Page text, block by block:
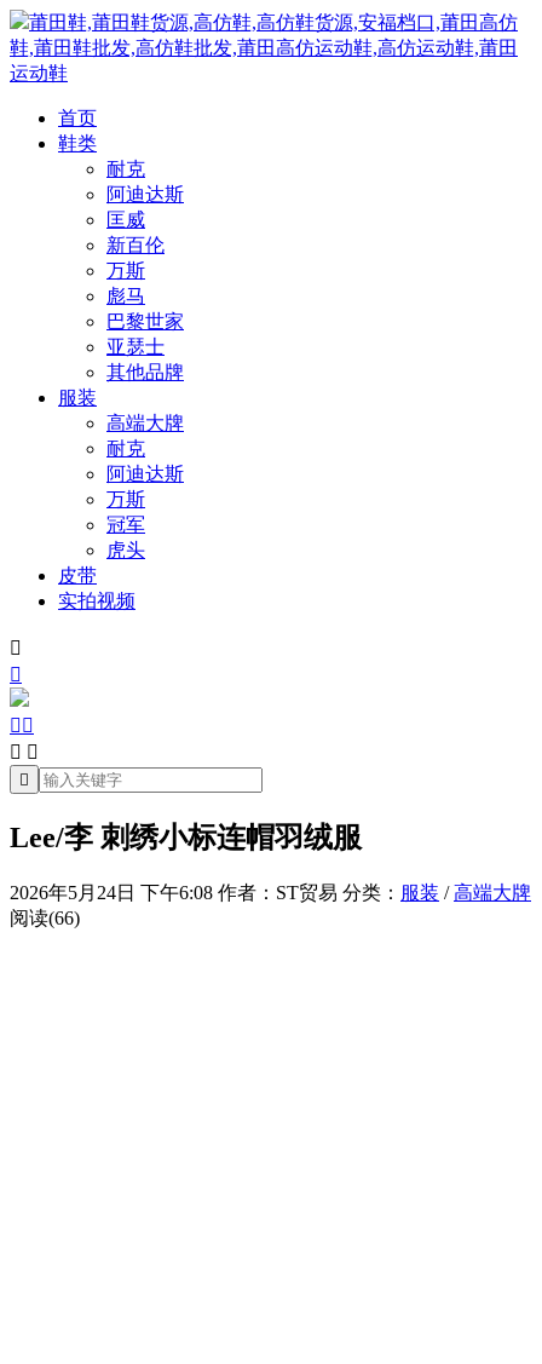
莆田鞋,莆田鞋货源,高仿鞋,高仿鞋货源,安福档口,莆田高仿
鞋,莆田鞋批发,高仿鞋批发,莆田高仿运动鞋,高仿运动鞋,莆田
运动鞋
首页
鞋类
耐克
阿迪达斯
匡威
新百伦
万斯
彪马
巴黎世家
亚瑟士
其他品牌
服装
高端大牌
耐克
阿迪达斯
万斯
冠军
虎头
皮带
实拍视频


 
 

Lee/李 刺绣小标连帽羽绒服
2026年5月24日 下午6:08 作者：ST贸易 分类： 服装 /高端大牌
阅读(66)